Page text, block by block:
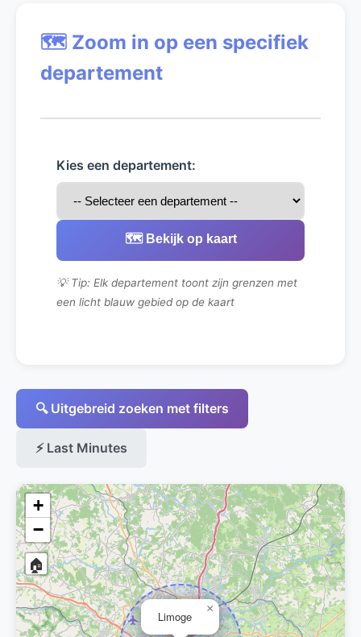
🗺️ Zoom in op een specifiek
departement
Kies een departement:
🗺️ Bekijk op kaart
💡 Tip: Elk departement toont zijn grenzen met
een licht blauw gebied op de kaart
🔍 Uitgebreid zoeken met filters
⚡ Last Minutes
Limoge
×
+
−
🏠